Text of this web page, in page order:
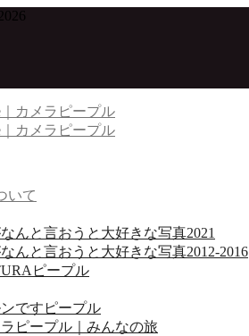
｜カメラピープル
たちをつなげていくプロジェクト
いて
んと言おうと大好きな写真2021
んと言おうと大好きな写真2012-2016
ピープル
ですピープル
ピープル｜みんなの旅